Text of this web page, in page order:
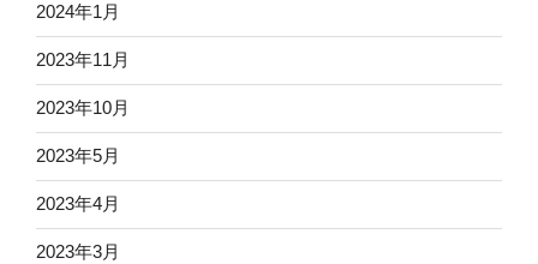
2024年1月
2023年11月
2023年10月
2023年5月
2023年4月
2023年3月